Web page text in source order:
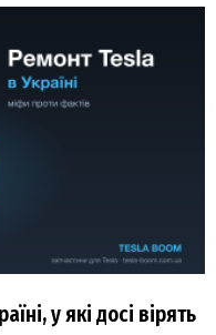
у які досі вірять